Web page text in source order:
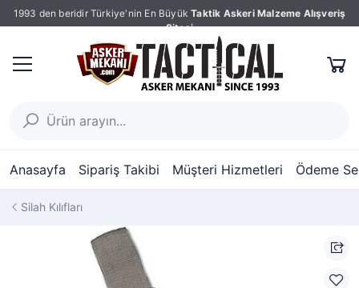
1993 den beridir Türkiye'nin En Büyük Taktik Askeri Malzeme Alışveriş
Sitesi
Anasayfa Sipariş Takibi Müşteri Hizmetleri Ödeme
Silah Kılıfları